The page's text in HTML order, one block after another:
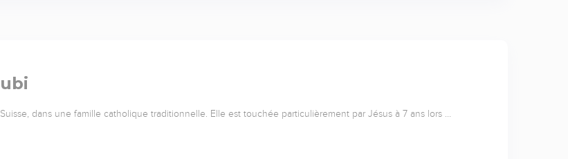
dans une famille catholique traditionnelle. Elle est touchée particulièrement par Jésus à 7 ans lors …